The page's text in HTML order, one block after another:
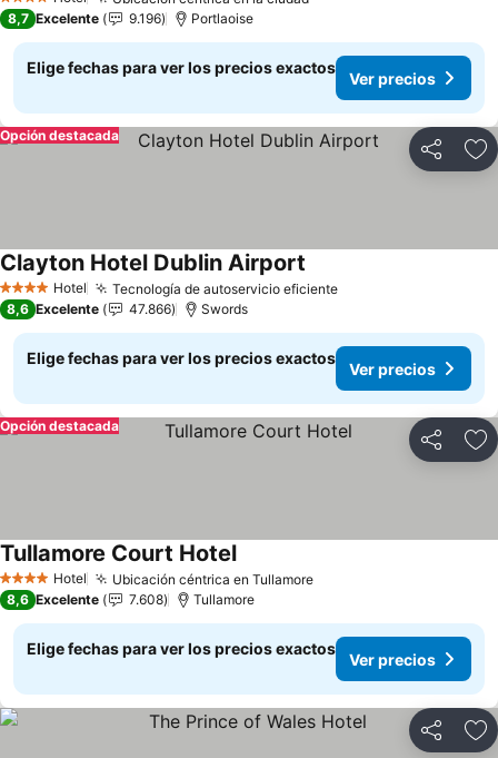
4 Estrellas
8,7 Excelente 9.196 Portlaoise
Elige fechas para ver los precios exactos
Ver precios
Compartir
Opción destacada
4 EstrellasHotel Tecnología de autoservicio eficienteVer precios
Clayton Hotel Dublin Airport
8,6 Excelente 47.866 Swords
Elige fechas para ver los precios exactos
Ver precios
Compartir
Opción destacada
4 EstrellasHotel Ubicación céntrica en TullamoreVer precios
Tullamore Court HotelVer precios
8,6 Excelente 7.608 Tullamore
Elige fechas para ver los precios exactos
Ver precios
Compartir